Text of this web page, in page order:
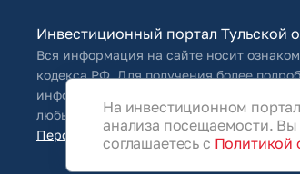
Инвестиционный портал Тульской
Вся информация на сайте носит
кодекса РФ. Для получения более
информацию, указанную на сайте,
любым иным способом обновлять
Персональные данные
На инвестиционном
анализа посещаемости.
соглашаетесь с Политикой